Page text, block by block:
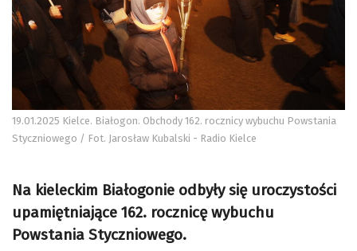
19.01.2025 Kielce. Białogon. Obchody 162. rocznicy wybuchu Powstania
Styczniowego / Fot. Jarosław Kubalski - Radio Kielce
Na kieleckim Białogonie odbyły się uroczystości
upamiętniające 162. rocznicę wybuchu
Powstania Styczniowego.